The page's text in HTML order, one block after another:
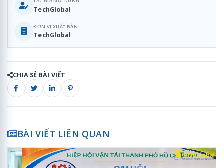
TechGlobal
ĐƠN VỊ XUẤT BẢN
TechGlobal
CHIA SẺ BÀI VIẾT
BÀI VIẾT LIÊN QUAN